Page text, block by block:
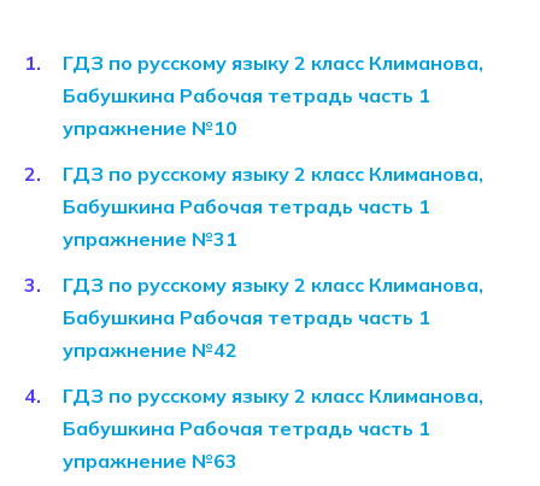
ГДЗ по русскому языку 2 класс Климанова,
Бабушкина Рабочая тетрадь часть 1
упражнение №10
ГДЗ по русскому языку 2 класс Климанова,
Бабушкина Рабочая тетрадь часть 1
упражнение №31
ГДЗ по русскому языку 2 класс Климанова,
Бабушкина Рабочая тетрадь часть 1
упражнение №42
ГДЗ по русскому языку 2 класс Климанова,
Бабушкина Рабочая тетрадь часть 1
упражнение №63